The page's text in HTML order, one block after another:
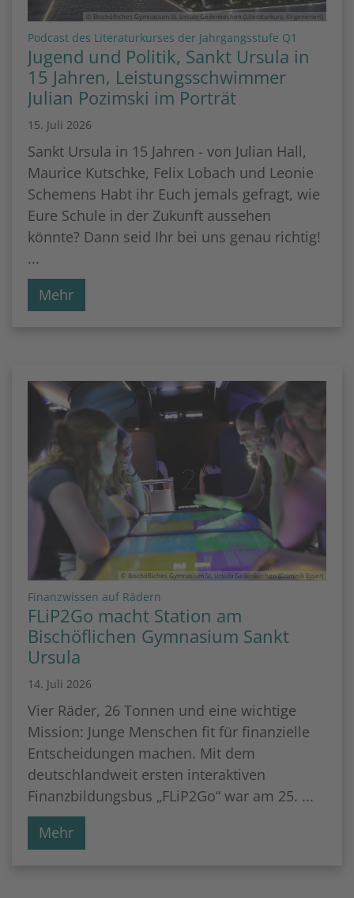
© Bischöfliches Gymnasium St. Ursula Geilenkirchen (Literaturkurs, KI-generiert)
Podcast des Literaturkurses der Jahrgangsstufe Q1
Jugend und Politik, Sankt Ursula in
15 Jahren, Leistungsschwimmer
Julian Pozimski im Porträt
15. Juli 2026
Sankt Ursula in 15 Jahren - von Julian Hall,
Maurice Kutschke, Felix Lobach und Leonie
Schemens Habt ihr Euch jemals gefragt, wie
Eure Schule in der Zukunft aussehen
könnte? Dann seid Ihr bei uns genau richtig!
...
Mehr
© Bischöfliches Gymnasium St. Ursula Geilenkirchen (Dominik Esser)
Finanzwissen auf Rädern
FLiP2Go macht Station am
Bischöflichen Gymnasium Sankt
Ursula
14. Juli 2026
Vier Räder, 26 Tonnen und eine wichtige
Mission: Junge Menschen fit für finanzielle
Entscheidungen machen. Mit dem
deutschlandweit ersten interaktiven
Finanzbildungsbus „FLiP2Go“ war am 25. ...
Mehr